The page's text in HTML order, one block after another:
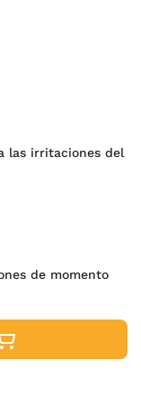
las irritaciones del
de momento